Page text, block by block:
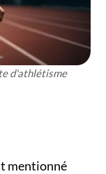
d'athlétisme
mentionné